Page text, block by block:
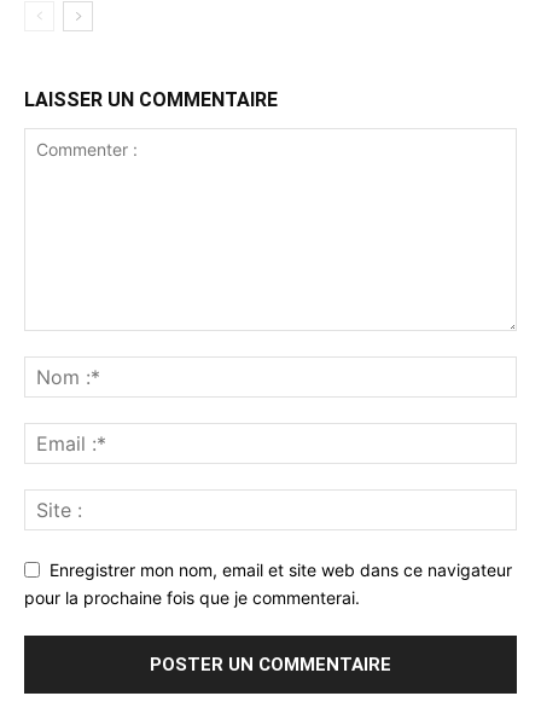
LAISSER UN COMMENTAIRE
Enregistrer mon nom, email et site web dans ce navigateur
pour la prochaine fois que je commenterai.